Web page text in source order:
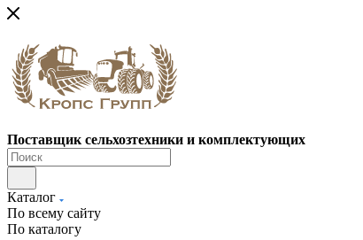
Поставщик сельхозтехники и комплектующих
Каталог
По всему сайту
По каталогу